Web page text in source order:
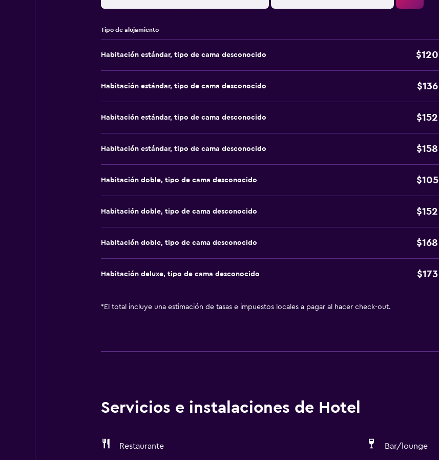
Tipo de alojamiento
Habitación estándar, tipo de cama desconocido $120
Habitación estándar, tipo de cama desconocido $136
Habitación estándar, tipo de cama desconocido $152
Habitación estándar, tipo de cama desconocido $158
Habitación doble, tipo de cama desconocido $105
Habitación doble, tipo de cama desconocido $152
Habitación doble, tipo de cama desconocido $168
Habitación deluxe, tipo de cama desconocido $173
* El total incluye una estimación de tasas e impuestos locales a pagar al hacer check-out.
Servicios e instalaciones de Hotel
Restaurante Bar/lounge